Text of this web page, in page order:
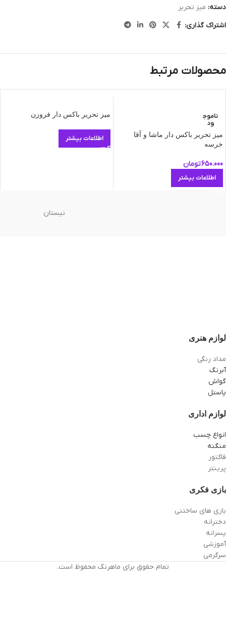
دسته: میز تحریر
اشتراک گذاری:
محصولات مرتبط
ناموج
ود
میز تحریر باکس دار ماشا و آقا
خرسه
650.000تومان
اطلاعات بیشتر
میز تحریر باکس دار فروزن
اطلاعات بیشتر
نیستان
لوازم هنری
مداد رنگی
آبرنگ
گواش
پاستل
لوازم اداری
انواع چسب
منگنه
فاکتور
پرینتر
بازی فکری
بازی های ساختنی
دخترانه
پسرانه
آموزشی
سرگرمی
تمام حقوق برای ماهرنگ محفوظ است.